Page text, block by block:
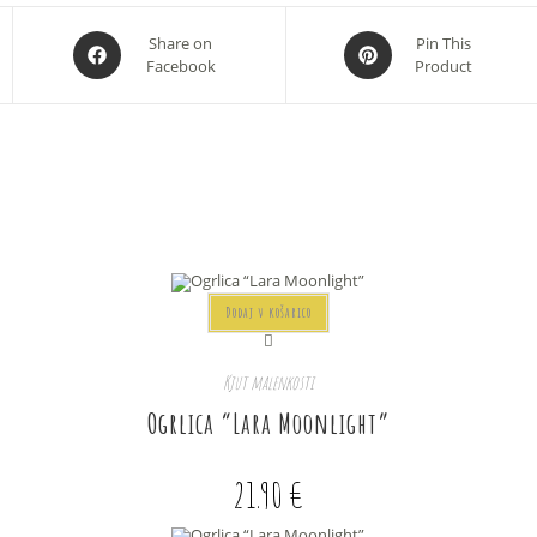
Opens
in
Share on
Facebook
Opens
in
Pin This
Product
Dodaj v košarico
Kjut malenkosti
Ogrlica “Lara Moonlight”
21.90€